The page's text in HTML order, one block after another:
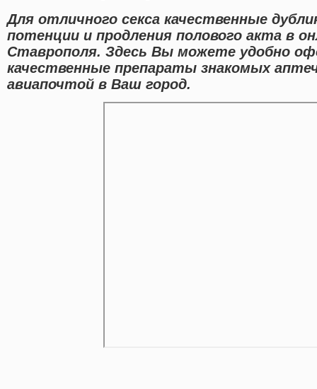
Для отличного секса качественные
потенции и продления полового акта в
Ставрополя. Здесь Вы можете удобно
качественные препараты знакомых
авиапочтой в Ваш город.